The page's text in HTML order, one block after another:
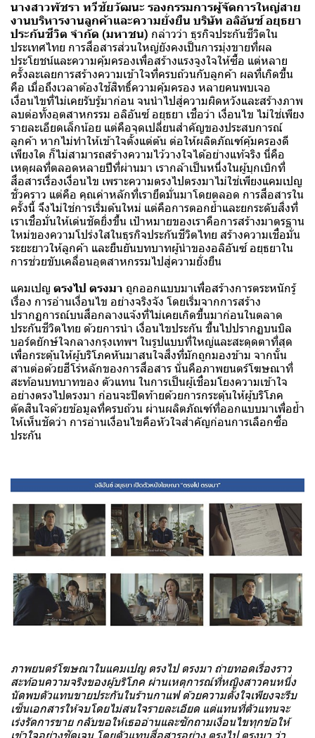
นางสาวพัชรา ทวีชัยวัฒนะ รองกรรมการผู้จัดการใหญ่สาย
งานบริหารงานลูกค้าและความยั่งยืน บริษัท อลิอันซ์ อยุธยา
ประกันชีวิต จำกัด (มหาชน) กล่าวว่า ธุรกิจประกันชีวิตใน
ประเทศไทย การสื่อสารส่วนใหญ่ยังคงเป็นการมุ่งขายที่ผล
ประโยชน์และความคุ้มครองเพื่อสร้างแรงจูงใจให้ซื้อ แต่หลาย
ครั้งละเลยการสร้างความเข้าใจที่ครบถ้วนกับลูกค้า ผลที่เกิดขึ้น
คือ เมื่อถึงเวลาต้องใช้สิทธิ์ความคุ้มครอง หลายคนพบเจอ
เงื่อนไขที่ไม่เคยรับรู้มาก่อน จนนำไปสู่ความผิดหวังและสร้างภาพ
ลบต่อทั้งอุตสาหกรรม อลิอันซ์ อยุธยา เชื่อว่า เงื่อนไข ไม่ใช่เพียง
รายละเอียดเล็กน้อย แต่คือจุดเปลี่ยนสำคัญของประสบการณ์
ลูกค้า หากไม่ทำให้เข้าใจตั้งแต่ต้น ต่อให้ผลิตภัณฑ์คุ้มครองดี
เพียงใด ก็ไม่สามารถสร้างความไว้วางใจได้อย่างแท้จริง นี่คือ
เหตุผลที่ตลอดหลายปีที่ผ่านมา เรากล้าเป็นหนึ่งในผู้บุกเบิกที่
สื่อสารเรื่องเงื่อนไข เพราะความตรงไปตรงมาไม่ใช่เพียงแคมเปญ
ชั่วคราว แต่คือ คุณค่าหลักที่เรายึดมั่นมาโดยตลอด การสื่อสารใน
ครั้งนี้ จึงไม่ใช่การเริ่มต้นใหม่ แต่คือการตอกย้ำและยกระดับสิ่งที่
เราเชื่อมั่นให้เด่นชัดยิ่งขึ้น เป้าหมายของเราคือการสร้างมาตรฐาน
ใหม่ของความโปร่งใสในธุรกิจประกันชีวิตไทย สร้างความเชื่อมั่น
ระยะยาวให้ลูกค้า และยืนยันบทบาทผู้นำของอลิอันซ์ อยุธยาใน
การช่วยขับเคลื่อนอุตสาหกรรมไปสู่ความยั่งยืน
แคมเปญ ตรงไป ตรงมา ถูกออกแบบมาเพื่อสร้างการตระหนักรู้
เรื่อง การอ่านเงื่อนไข อย่างจริงจัง โดยเริ่มจากการสร้าง
ปรากฏการณ์บนสื่อกลางแจ้งที่ไม่เคยเกิดขึ้นมาก่อนในตลาด
ประกันชีวิตไทย ด้วยการนำ เงื่อนไขประกัน ขึ้นไปปรากฏบนบิล
บอร์ดยักษ์ใจกลางกรุงเทพฯ ในรูปแบบที่ใหญ่และสะดุดตาที่สุด
เพื่อกระตุ้นให้ผู้บริโภคหันมาสนใจสิ่งที่มักถูกมองข้าม จากนั้น
สานต่อด้วยฮีโร่หลักของการสื่อสาร นั่นคือภาพยนตร์โฆษณาที่
สะท้อนบทบาทของ ตัวแทน ในการเป็นผู้เชื่อมโยงความเข้าใจ
อย่างตรงไปตรงมา ก่อนจะปิดท้ายด้วยการกระตุ้นให้ผู้บริโภค
ตัดสินใจด้วยข้อมูลที่ครบถ้วน ผ่านผลิตภัณฑ์ที่ออกแบบมาเพื่อย้ำ
ให้เห็นชัดว่า การอ่านเงื่อนไขคือหัวใจสำคัญก่อนการเลือกซื้อ
ประกัน
ภาพยนตร์โฆษณาในแคมเปญ ตรงไป ตรงมา ถ่ายทอดเรื่องราว
สะท้อนความจริงของผู้บริโภค ผ่านเหตุการณ์ที่หญิงสาวคนหนึ่ง
นัดพบตัวแทนขายประกันในร้านกาแฟ ด้วยความตั้งใจเพียงจะรีบ
เซ็นเอกสารให้จบโดยไม่สนใจรายละเอียด แต่แทนที่ตัวแทนจะ
เร่งรัดการขาย กลับขอให้เธออ่านและซักถามเงื่อนไขทุกข้อให้
เข้าใจอย่างชัดเจน โดยตัวแทนสื่อสารอย่าง ตรงไป ตรงมา ว่า